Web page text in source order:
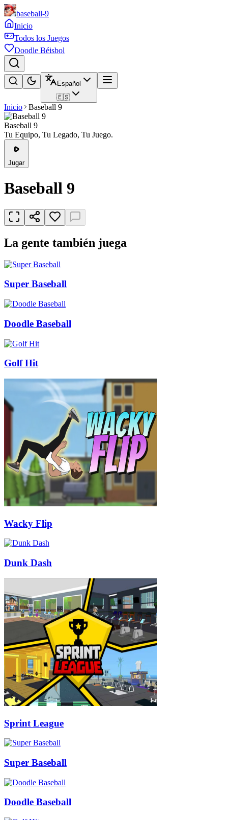
baseball-9
Inicio
Todos los Juegos
Doodle Béisbol
Español
🇪🇸
Inicio Baseball 9
Baseball 9
Tu Equipo, Tu Legado, Tu Juego.
Jugar
Baseball 9
La gente también juega
Super Baseball
Doodle Baseball
Golf Hit
Wacky Flip
Dunk Dash
Sprint League
Super Baseball
Doodle Baseball